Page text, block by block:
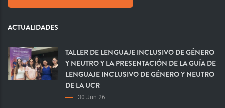
ACTUALIDADES
TALLER DE LENGUAJE INCLUSIVO DE GÉNERO
Y NEUTRO Y LA PRESENTACIÓN DE LA GUÍA DE
LENGUAJE INCLUSIVO DE GÉNERO Y NEUTRO
DE LA UCR
30 Jun 26